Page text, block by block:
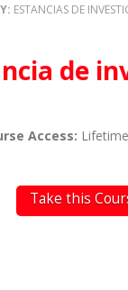
ESTANCIAS DE
de
Access: Lifetime
Take this